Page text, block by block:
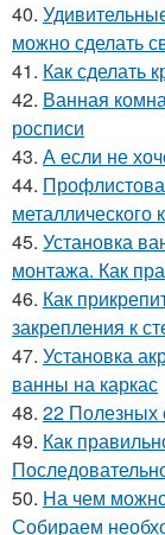
40.
можно сделать
41. Как сделать
42. Ванная
росписи
43. А если не
44.
металлического
45. Установка
монтажа. Как
46. Как
закрепления к
47. Установка
ванны на каркас
48. 22 Полезных
49. Как
50. На чем
Собираем